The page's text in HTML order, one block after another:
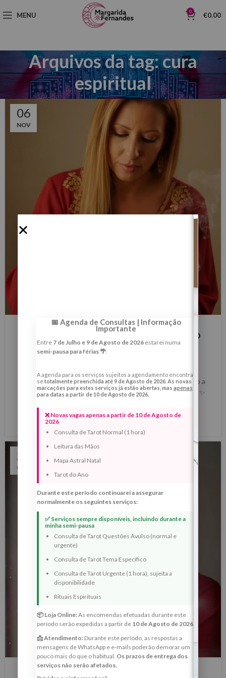
MENU 0 €0.00
Arquivos da tag: cura
espiritual
06
NOV
Ritual Limpeza Energética para Tirar o
Mau-Olhado e Quebranto
✨ Mau-Olhado e Quebranto: o que são, sintomas e como a
Taróloga Margarida Fernandes realiza a limpeza espiritual ✨
LER MAIS
28
OUT
BLOG
📅 Agenda de Consultas | Informação
Importante
Entre 7 de Julho e 9 de Agosto de 2026estarei numa
semi-pausa para férias 🌴.
A agenda para os serviços sujeitos a agendamento encontra-
se totalmente preenchida até 9 de Agosto de 2026. As novas
marcações para estes serviços já estão abertas, mas apenas
para datas a partir de 10 de Agosto de 2026.
❌ Novas vagas apenas a partir de 10 de Agosto de
2026
Consulta de Tarot Normal (1 hora)
Leitura das Mãos
Mapa Astral Natal
Tarot do Ano
Durante este período continuarei a assegurar
normalmente os seguintes serviços:
✅ Serviços sempre disponíveis, incluindo durante a
minha semi-pausa
Consulta de Tarot Questões Avulso (normal e
urgente)
Consulta de Tarot Tema Específico
Consulta de Tarot Urgente (1 hora), sujeita a
disponibilidade
Rituais Espirituais
📦 Loja Online:As encomendas efetuadas durante este
período serão expedidas a partir de 10 de Agosto de 2026.
📩 Atendimento:Durante este período, as respostas a
mensagens de WhatsApp e e-mails poderão demorar um
pouco mais do que o habitual. Os prazos de entrega dos
serviços não serão afetados.